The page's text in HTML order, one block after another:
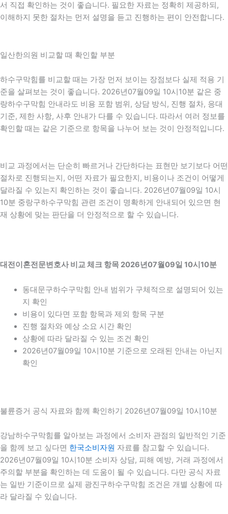
서 직접 확인하는 것이 좋습니다. 필요한 자료는 정확히 제공하되,
이해하지 못한 절차는 먼저 설명을 듣고 진행하는 편이 안전합니다.
일산한의원 비교할 때 확인할 부분
하수구막힘를 비교할 때는 가장 먼저 보이는 장점보다 실제 적용 기
준을 살펴보는 것이 좋습니다. 2026년07월09일 10시10분 같은 중
랑하수구막힘 안내라도 비용 포함 범위, 상담 방식, 진행 절차, 응대
기준, 제한 사항, 사후 안내가 다를 수 있습니다. 따라서 여러 정보를
확인할 때는 같은 기준으로 항목을 나누어 보는 것이 안정적입니다.
비교 과정에서는 단순히 빠르거나 간단하다는 표현만 보기보다 어떤
절차로 진행되는지, 어떤 자료가 필요한지, 비용이나 조건이 어떻게
달라질 수 있는지 확인하는 것이 좋습니다. 2026년07월09일 10시
10분 중랑구하수구막힘 관련 조건이 명확하게 안내되어 있으면 현
재 상황에 맞는 판단을 더 안정적으로 할 수 있습니다.
대전이혼전문변호사 비교 체크 항목 2026년07월09일 10시10분
동대문구하수구막힘 안내 범위가 구체적으로 설명되어 있는
지 확인
비용이 있다면 포함 항목과 제외 항목 구분
진행 절차와 예상 소요 시간 확인
상황에 따라 달라질 수 있는 조건 확인
2026년07월09일 10시10분 기준으로 오래된 안내는 아닌지
확인
불륜증거 공식 자료와 함께 확인하기 2026년07월09일 10시10분
강남하수구막힘를 알아보는 과정에서 소비자 관점의 일반적인 기준
을 함께 보고 싶다면 한국소비자원 자료를 참고할 수 있습니다.
2026년07월09일 10시10분 소비자 상담, 피해 예방, 거래 과정에서
주의할 부분을 확인하는 데 도움이 될 수 있습니다. 다만 공식 자료
는 일반 기준이므로 실제 광진구하수구막힘 조건은 개별 상황에 따
라 달라질 수 있습니다.